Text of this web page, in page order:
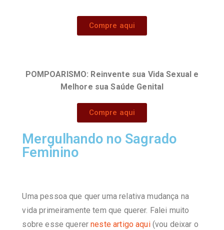
Compre aqui
POMPOARISMO: Reinvente sua Vida Sexual e
Melhore sua Saúde Genital
Compre aqui
Mergulhando no Sagrado
Feminino
Uma pessoa que quer uma relativa mudança na
vida primeiramente tem que querer. Falei muito
sobre esse quererneste artigo aqui(vou deixar o